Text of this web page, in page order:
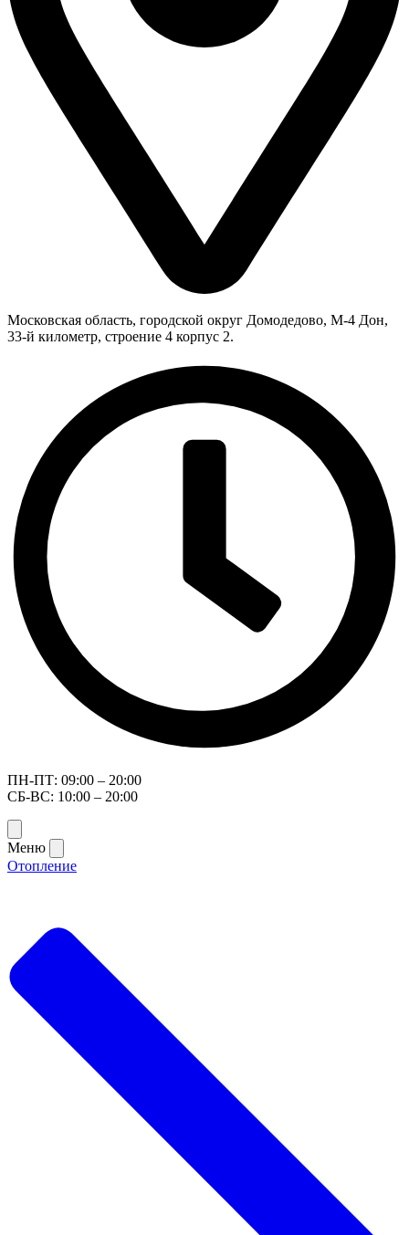
Московская область, городской округ Домодедово, М-4 Дон,
33-й километр, строение 4 корпус 2.
ПН-ПТ: 09:00 – 20:00
СБ-ВС: 10:00 – 20:00
Меню
Отопление